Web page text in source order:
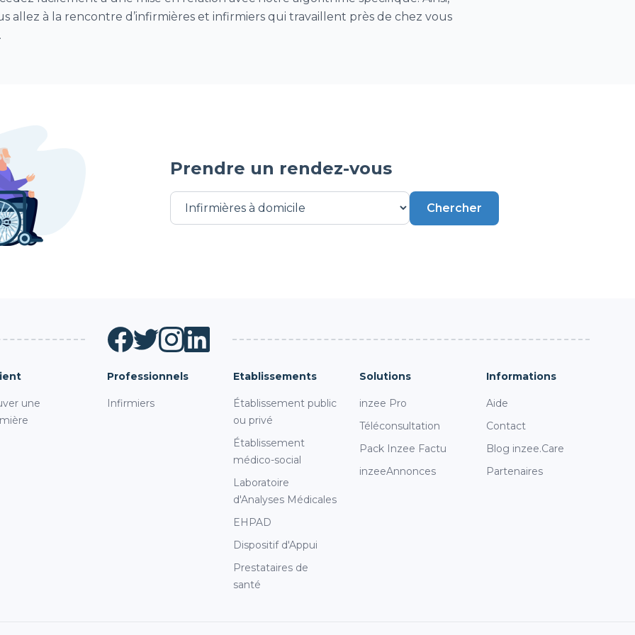
de confidentialité, en garantissant la conformité avec les réglementations. Personnalisez vos préférences pour
allez à la rencontre d’infirmières et infirmiers qui travaillent près de chez vous
Prendre un rendez-vous
Chercher
une
Professionnels
Infirmiers
Etablissements
Établissement public
ou privé
Établissement
médico-social
Laboratoire
d'Analyses Médicales
EHPAD
Dispositif d'Appui
Prestataires de
santé
Solutions
inzee Pro
Téléconsultation
Pack Inzee Factu
inzeeAnnonces
Informations
Aide
Contact
Blog inzee.Care
Partenaires